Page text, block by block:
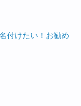
付けたい！お勧め